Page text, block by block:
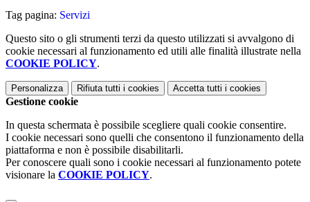
Tag pagina: Servizi
Questo sito o gli strumenti terzi da questo utilizzati si avvalgono di
cookie necessari al funzionamento ed utili alle finalità illustrate nella
COOKIE POLICY.
Personalizza Rifiuta tutti i cookies Accetta tutti i cookies
Gestione cookie
In questa schermata è possibile scegliere quali cookie consentire.
I cookie necessari sono quelli che consentono il funzionamento della
piattaforma e non è possibile disabilitarli.
Per conoscere quali sono i cookie necessari al funzionamento potete
visionare la COOKIE POLICY.